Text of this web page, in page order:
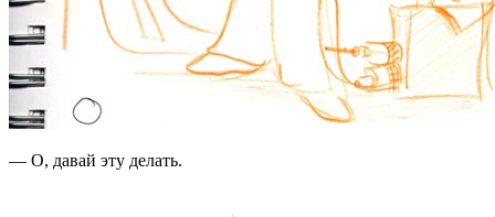
— О, давай эту делать.